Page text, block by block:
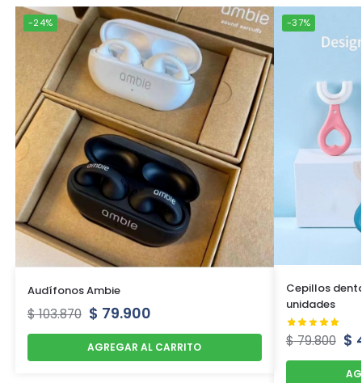
-24%
Audífonos Ambie
$103.870 $ 79.900
AGREGAR AL CARRITO
-37%
Cepillos
unidades
$79.800 $